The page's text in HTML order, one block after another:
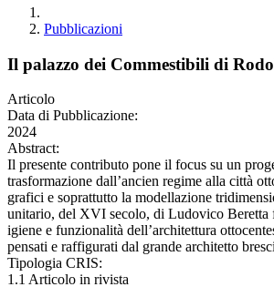
Pubblicazioni
Il palazzo dei Commestibili di
Articolo
Data di Pubblicazione:
2024
Abstract:
Il presente contributo pone il focus su un
trasformazione dall’ancien regime alla città
grafici e soprattutto la modellazione
unitario, del XVI secolo, di Ludovico Beretta
igiene e funzionalità dell’architettura
pensati e raffigurati dal grande architetto
Tipologia CRIS:
1.1 Articolo in rivista